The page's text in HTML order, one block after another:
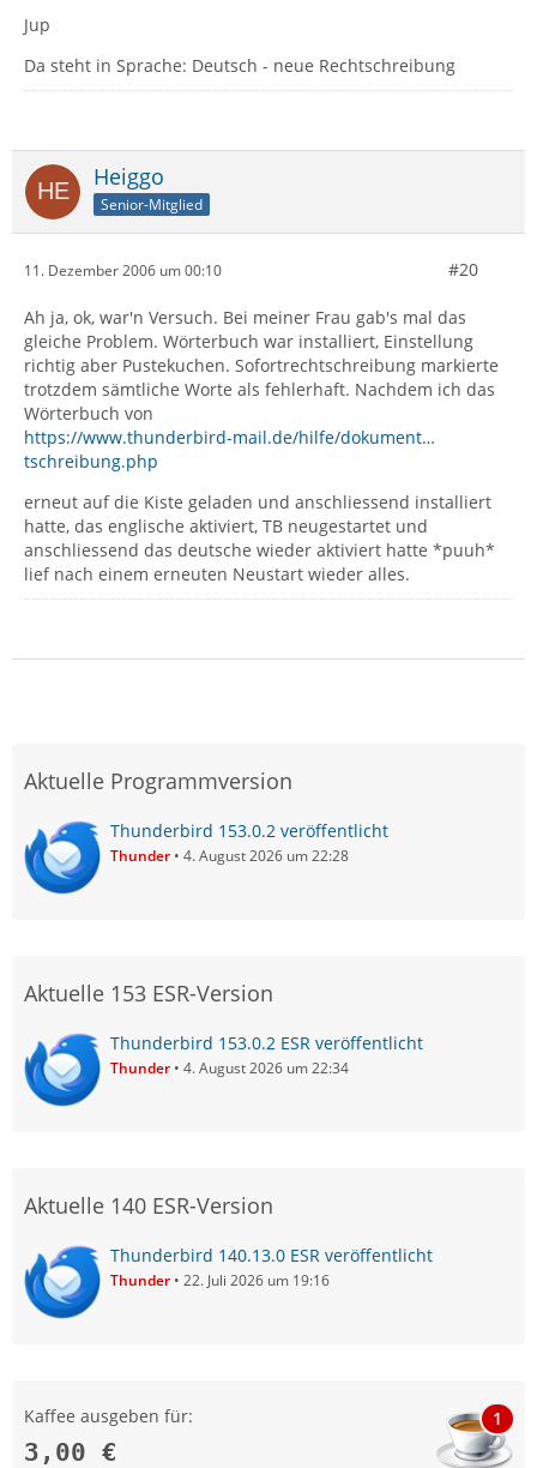
Jup
Da steht in Sprache: Deutsch - neue Rechtschreibung
Heiggo
Senior-Mitglied
11. Dezember 2006 um 00:10 #20
Ah ja, ok, war'n Versuch. Bei meiner Frau gab's mal das
gleiche Problem. Wörterbuch war installiert, Einstellung
richtig aber Pustekuchen. Sofortrechtschreibung markierte
trotzdem sämtliche Worte als fehlerhaft. Nachdem ich das
Wörterbuch von
https://www.thunderbird-mail.de/hilfe/dokument…
tschreibung.php
erneut auf die Kiste geladen und anschliessend installiert
hatte, das englische aktiviert, TB neugestartet und
anschliessend das deutsche wieder aktiviert hatte *puuh*
lief nach einem erneuten Neustart wieder alles.
Aktuelle Programmversion
Thunderbird 153.0.2 veröffentlicht
Thunder 4. August 2026 um 22:28
Aktuelle 153 ESR-Version
Thunderbird 153.0.2 ESR veröffentlicht
Thunder 4. August 2026 um 22:34
Aktuelle 140 ESR-Version
Thunderbird 140.13.0 ESR veröffentlicht
Thunder 22. Juli 2026 um 19:16
Kaffee ausgeben für:
3,00 €
1